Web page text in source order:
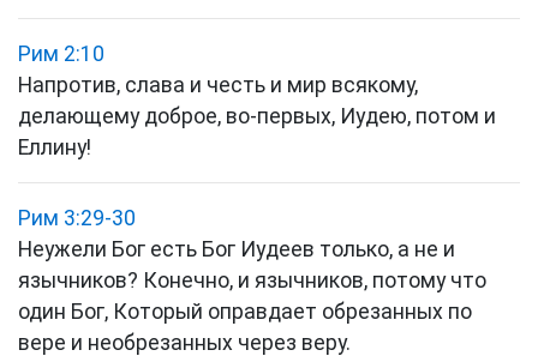
Рим 2:10
Напротив, слава и честь и мир всякому,
делающему доброе, во-первых, Иудею, потом и
Еллину!
Рим 3:29-30
Неужели Бог есть Бог Иудеев только, а не и
язычников? Конечно, и язычников, потому что
один Бог, Который оправдает обрезанных по
вере и необрезанных через веру.